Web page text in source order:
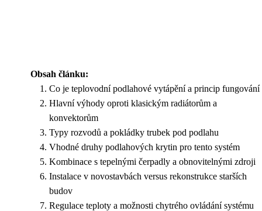
Obsah článku:
Co je teplovodní podlahové vytápění a princip fungování
Hlavní výhody oproti klasickým radiátorům a
konvektorům
Typy rozvodů a pokládky trubek pod podlahu
Vhodné druhy podlahových krytin pro tento systém
Kombinace s tepelnými čerpadly a obnovitelnými zdroji
Instalace v novostavbách versus rekonstrukce starších
budov
Regulace teploty a možnosti chytrého ovládání systému